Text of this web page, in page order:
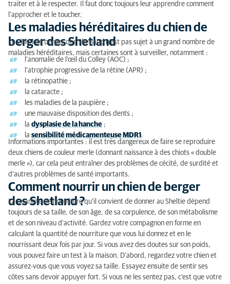
traiter et à le respecter. Il faut donc toujours leur apprendre comment
l’approcher et le toucher.
Les maladies héréditaires du chien de
berger des Shetland
Le Chien de berger des Shetland n’est pas sujet à un grand nombre de
maladies héréditaires, mais certaines sont à surveiller, notamment :
l’anomalie de l’œil du Colley (AOC) ;
l’atrophie progressive de la rétine (APR) ;
la rétinopathie ;
la cataracte ;
les maladies de la paupière ;
une mauvaise disposition des dents ;
la dysplasie de la hanche ;
la sensibilité médicamenteuse MDR1 .
Informations importantes : il est très dangereux de faire se reproduire
deux chiens de couleur merle (donnant naissance à des chiots « double
merle »), car cela peut entraîner des problèmes de cécité, de surdité et
d’autres problèmes de santé importants.
Comment nourrir un chien de berger
des Shetland ?
La quantité de nourriture qu’il convient de donner au Sheltie dépend
toujours de sa taille, de son âge, de sa corpulence, de son métabolisme
et de son niveau d’activité. Gardez votre compagnon en forme en
calculant la quantité de nourriture que vous lui donnez et en le
nourrissant deux fois par jour. Si vous avez des doutes sur son poids,
vous pouvez faire un test à la maison. D’abord, regardez votre chien et
assurez-vous que vous voyez sa taille. Essayez ensuite de sentir ses
côtes sans devoir appuyer fort. Si vous ne les sentez pas, c’est que votre